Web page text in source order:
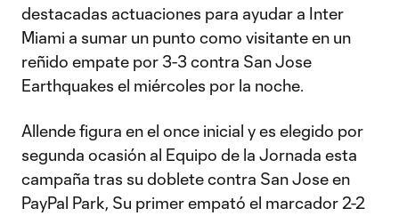
destacadas actuaciones para ayudar a Inter
Miami a sumar un punto como visitante en un
reñido empate por 3-3 contra San Jose
Earthquakes el miércoles por la noche.
Allende figura en el once inicial y es elegido por
segunda ocasión al Equipo de la Jornada esta
campaña tras su doblete contra San Jose en
PayPal Park, Su primer empató el marcador 2-2